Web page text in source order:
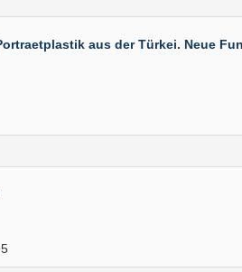
aus der Türkei. Neue